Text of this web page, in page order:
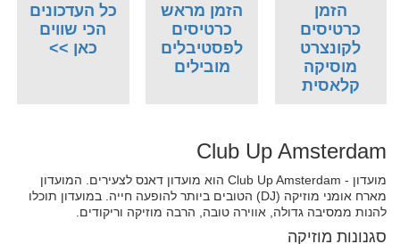
הזמן
כרטיסים
לקונצרט
מוסיקה
קלאסית
הזמן מראש
כרטיסים
לפסטיבלים
מובילים
כל העדכונים
הכי שווים
כאן >>
Club Up Amsterdam
מועדון - Club Up Amsterdam הוא מועדון דאנס לצעירים. המועדון
מארח אומני מוזיקה (DJ) הטובים ביותר להופעה חייה. במועדון תוכלו
להנות ממסיבה גדולה, אווירה טובה, הרבה מוזיקה וריקודים.
סגנונות מוזיקה